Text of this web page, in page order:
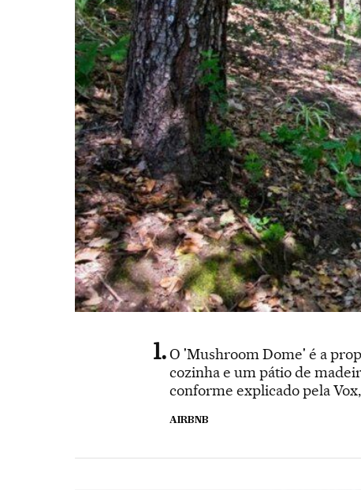
O 'Mushroom Dome' é a
cozinha e um pátio de
conforme explicado pela
AIRBNB